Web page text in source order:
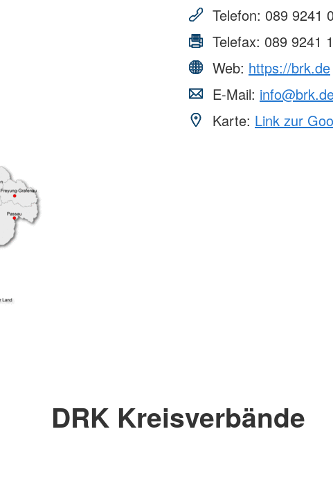
Telefon: 089 9241
Telefax: 089 9241
Web: https://brk.de
E-Mail:
Karte: Link zur
DRK Kreisverbände